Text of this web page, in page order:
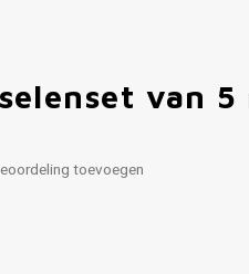
van 5
toevoegen